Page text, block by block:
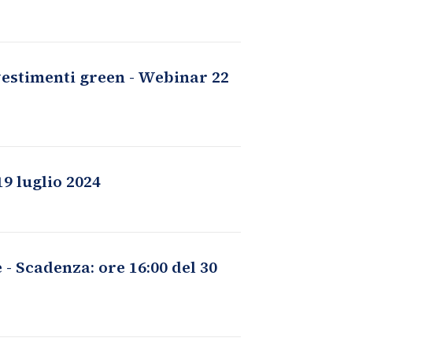
green - Webinar 22
luglio 2024
ore 16:00 del 30